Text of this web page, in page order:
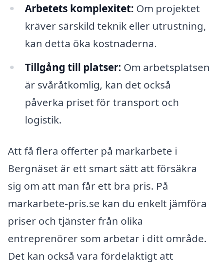
Arbetets komplexitet: Om projektet
kräver särskild teknik eller utrustning,
kan detta öka kostnaderna.
Tillgång till platser: Om arbetsplatsen
är svåråtkomlig, kan det också
påverka priset för transport och
logistik.
Att få flera offerter på markarbete i
Bergnäset är ett smart sätt att försäkra
sig om att man får ett bra pris. På
markarbete-pris.se kan du enkelt jämföra
priser och tjänster från olika
entreprenörer som arbetar i ditt område.
Det kan också vara fördelaktigt att